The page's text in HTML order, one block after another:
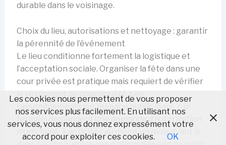
durable dans le voisinage.
Choix du lieu, autorisations et nettoyage : garantir
la pérennité de l’événement
Le lieu conditionne fortement la logistique et
l’acceptation sociale. Organiser la fête dans une
cour privée est pratique mais requiert de vérifier
le règlement de copropriété. Les
rassemblements sur l’espace public (parc, rue
fermée) demandent une demande d’autorisation
municipale, à anticiper au moins un mois avant la
Les cookies nous permettent de vous proposer
nos services plus facilement. En utilisant nos
services, vous nous donnez expressément votre
accord pour exploiter ces cookies.
OK